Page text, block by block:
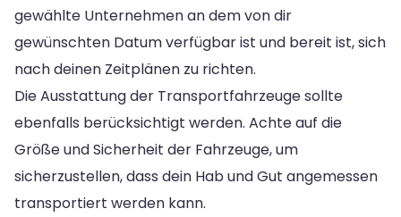
gewählte Unternehmen an dem von dir
gewünschten Datum verfügbar ist und bereit ist, sich
nach deinen Zeitplänen zu richten.
Die Ausstattung der Transportfahrzeuge sollte
ebenfalls berücksichtigt werden. Achte auf die
Größe und Sicherheit der Fahrzeuge, um
sicherzustellen, dass dein Hab und Gut angemessen
transportiert werden kann.